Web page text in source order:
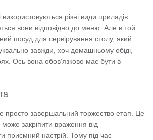
різні види приладів.
вони відповідно до меню. Але в той
посуд для сервірування столу, який
завжди, хоч домашньому обіді,
Ось вона обов'язково має бути в
просто завершальний торжество етап. Це
закріпити враження від
приємний настрій. Тому під час